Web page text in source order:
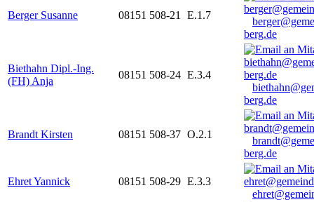
Berger Susanne 08151 508-21 E.1.7
berg.de
Biethahn Dipl.-Ing.
(FH) Anja
08151 508-24 E.3.4
berg.de
Brandt Kirsten 08151 508-37 O.2.1
berg.de
Ehret Yannick 08151 508-29 E.3.3